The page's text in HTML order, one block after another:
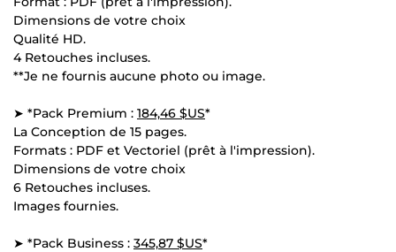
Dimensions de votre choix
Qualité HD.
4 Retouches incluses.
**Je ne fournis aucune photo ou image.
➤ *Pack Premium : 184,46 $US*
La Conception de 15 pages.
Formats : PDF et Vectoriel (prêt à l'impression).
Dimensions de votre choix
6 Retouches incluses.
Images fournies.
➤ *Pack Business : 345,87 $US*